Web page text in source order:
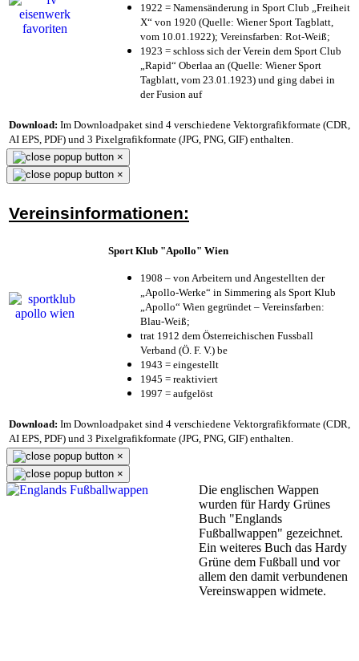
1922 = Namensänderung in Sport Club „Freiheit
X“ von 1920 (Quelle: Wiener Sport Tagblatt,
vom 10.01.1922); Vereinsfarben: Rot-Weiß;
1923 = schloss sich der Verein dem Sport Club
„Rapid“ Oberlaa an (Quelle: Wiener Sport
Tagblatt, vom 23.01.1923) und ging dabei in
der Fusion auf
Download: Im Downloadpaket sind 4 verschiedene Vektorgrafikformate (CDR,
AI EPS, PDF) und 3 Pixelgrafikformate (JPG, PNG, GIF) enthalten.
×
×
Vereinsinformationen:
Sport Klub "Apollo" Wien
1908 – von Arbeitern und Angestellten der
„Apollo-Werke“ in Simmering als Sport Klub
„Apollo“ Wien gegründet – Vereinsfarben:
Blau-Weiß;
trat 1912 dem Österreichischen Fussball
Verband (Ö. F. V.) be
1943 = eingestellt
1945 = reaktiviert
1997 = aufgelöst
Download: Im Downloadpaket sind 4 verschiedene Vektorgrafikformate (CDR,
AI EPS, PDF) und 3 Pixelgrafikformate (JPG, PNG, GIF) enthalten.
×
×
Die englischen Wappen
wurden für Hardy Grünes
Buch "Englands
Fußballwappen" gezeichnet.
Ein weiteres Buch das Hardy
Grüne dem Fußball und vor
allem den damit verbundenen
Vereinswappen widmete.